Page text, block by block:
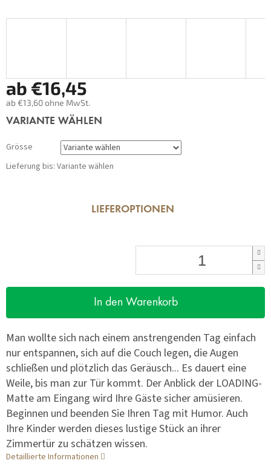
ab €16,45
ab €13,60ohne MwSt.
Verkaufspreis:
VARIANTE WÄHLEN
Grösse
Lieferung bis: Variante wählen
LIEFEROPTIONEN
In den Warenkorb
Man wollte sich nach einem anstrengenden Tag einfach
nur entspannen, sich auf die Couch legen, die Augen
schließen und plötzlich das Geräusch... Es dauert eine
Weile, bis man zur Tür kommt. Der Anblick der LOADING-
Matte am Eingang wird Ihre Gäste sicher amüsieren.
Beginnen und beenden Sie Ihren Tag mit Humor. Auch
Ihre Kinder werden dieses lustige Stück an ihrer
Zimmertür zu schätzen wissen.
Detaillierte Informationen